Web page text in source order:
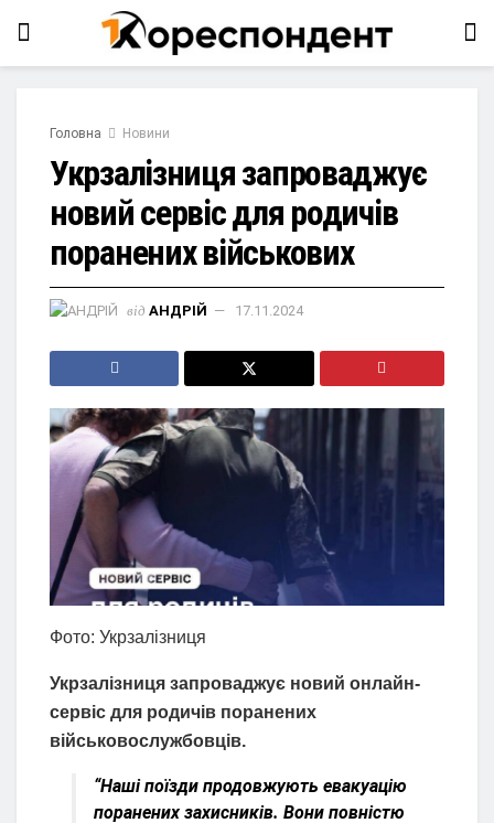
Головна Новини
Укрзалізниця запроваджує
новий сервіс для родичів
поранених військових
від АНДРІЙ 17.11.2024
Фото: Укрзалізниця
Укрзалізниця запроваджує новий онлайн-
сервіс для родичів поранених
військовослужбовців.
“Наші поїзди продовжують евакуацію
поранених захисників. Вони повністю